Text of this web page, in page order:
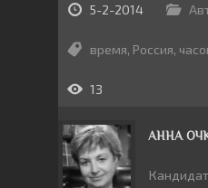
5-2-2014
время, Россия,
13
АННА